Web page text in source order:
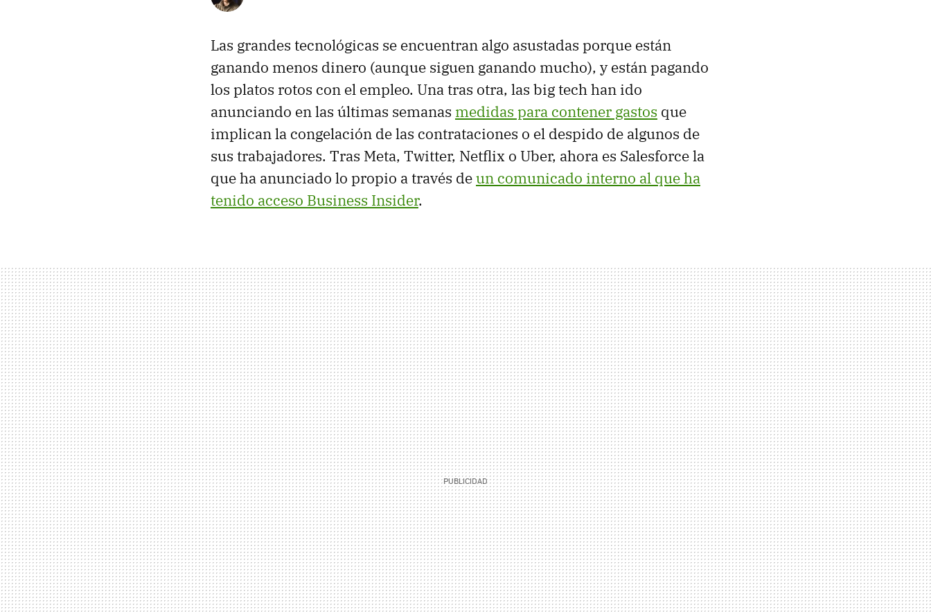
Las grandes tecnológicas se encuentran algo asustadas porque están
ganando menos dinero (aunque siguen ganando mucho), y están pagando
los platos rotos con el empleo. Una tras otra, las big tech han ido
anunciando en las últimas semanas medidas para contener gastos que
implican la congelación de las contrataciones o el despido de algunos de
sus trabajadores. Tras Meta, Twitter, Netflix o Uber, ahora es Salesforce la
que ha anunciado lo propio a través deun comunicado interno al que ha
tenido acceso Business Insider.